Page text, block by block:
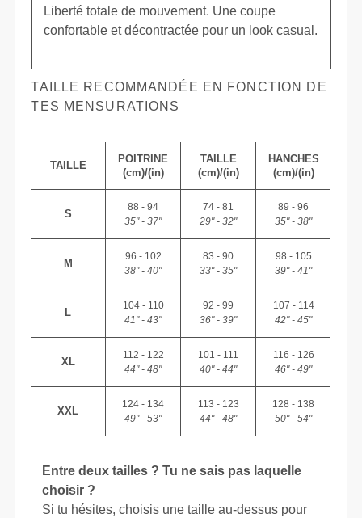
Liberté totale de mouvement. Une coupe
confortable et décontractée pour un look casual.
TAILLE RECOMMANDÉE EN FONCTION DE
TES MENSURATIONS
TAILLE
POITRINE
(cm)/(in)
TAILLE
(cm)/(in)
HANCHES
(cm)/(in)
S
88 - 94
35" - 37"
74 - 81
29" - 32"
89 - 96
35" - 38"
M
96 - 102
38" - 40"
83 - 90
33" - 35"
98 - 105
39" - 41"
L
104 - 110
41" - 43"
92 - 99
36" - 39"
107 - 114
42" - 45"
XL
112 - 122
44" - 48"
101 - 111
40" - 44"
116 - 126
46" - 49"
XXL
124 - 134
49" - 53"
113 - 123
44" - 48"
128 - 138
50" - 54"
Entre deux tailles ? Tu ne sais pas laquelle
choisir ?
Si tu hésites, choisis une taille au-dessus pour